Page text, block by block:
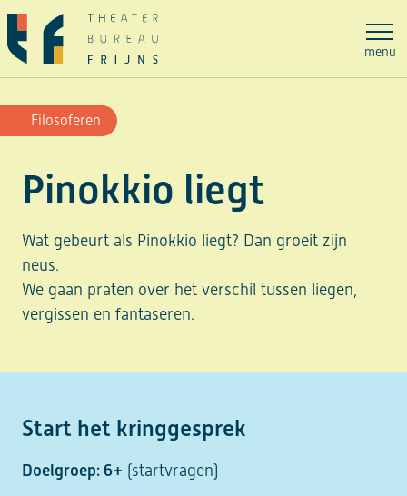
Ga
naar
de
inhoud
menu
Pinokkio liegt
Wat gebeurt als Pinokkio liegt? Dan groeit zijn
neus.
We gaan praten over het verschil tussen liegen,
vergissen en fantaseren.
Filosoferen
Start het kringgesprek
Doelgroep: 6+ (startvragen)